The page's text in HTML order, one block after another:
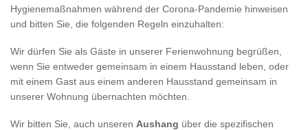
Hygienemaßnahmen während der Corona-Pandemie hinweisen
und bitten Sie, die folgenden Regeln einzuhalten:
Wir dürfen Sie als Gäste in unserer Ferienwohnung begrüßen,
wenn Sie entweder gemeinsam in einem Hausstand leben, oder
mit einem Gast aus einem anderen Hausstand gemeinsam in
unserer Wohnung übernachten möchten.
Wir bitten Sie, auch unseren Aushang über die spezifischen